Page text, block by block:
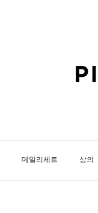
데일리세트 상의